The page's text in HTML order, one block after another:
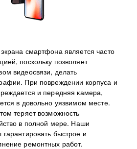
смартфона является часто
поскольку позволяет
видеосвязи, делать
При повреждении корпуса и
и передняя камера,
в довольно уязвимом месте.
теряет возможность
в полной мере. Наши
быстрое и
ремонтных работ.